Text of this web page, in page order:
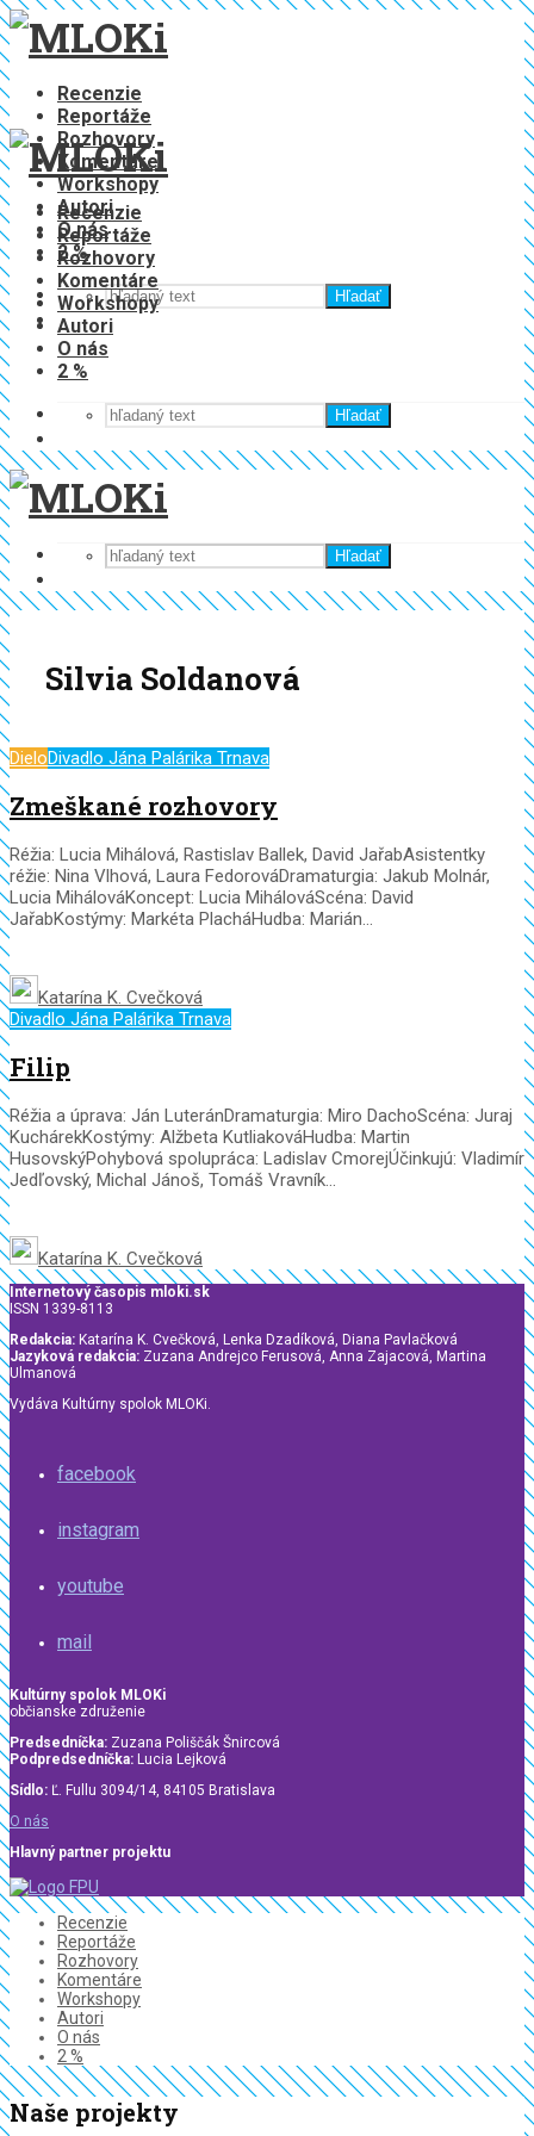
Recenzie
Reportáže
Rozhovory
Komentáre
Workshopy
Autori
O nás
2 %
Hľadať
Recenzie
Reportáže
Rozhovory
Komentáre
Workshopy
Autori
O nás
2 %
Hľadať
Hľadať
Silvia Soldanová
DieloDivadlo Jána Palárika Trnava
Zmeškané rozhovory
Réžia: Lucia Mihálová, Rastislav Ballek, David JařabAsistentky
réžie: Nina Vlhová, Laura FedorováDramaturgia: Jakub Molnár,
Lucia MihálováKoncept: Lucia MihálováScéna: David
JařabKostýmy: Markéta PlacháHudba: Marián...
Katarína K. Cvečková
Divadlo Jána Palárika Trnava
Filip
Réžia a úprava: Ján LuteránDramaturgia: Miro DachoScéna: Juraj
KuchárekKostýmy: Alžbeta KutliakováHudba: Martin
HusovskýPohybová spolupráca: Ladislav CmorejÚčinkujú: Vladimír
Jedľovský, Michal Jánoš, Tomáš Vravník...
Katarína K. Cvečková
Internetový časopis mloki.sk
ISSN 1339-8113
Redakcia: Katarína K. Cvečková, Lenka Dzadíková, Diana Pavlačková
Jazyková redakcia: Zuzana Andrejco Ferusová, Anna Zajacová, Martina
Ulmanová
Vydáva Kultúrny spolok MLOKi.
facebook
instagram
youtube
mail
Kultúrny spolok MLOKi
občianske združenie
Predsedníčka: Zuzana Poliščák Šnircová
Podpredsedníčka: Lucia Lejková
Sídlo: Ľ. Fullu 3094/14, 84105 Bratislava
O nás
Hlavný partner projektu
Recenzie
Reportáže
Rozhovory
Komentáre
Workshopy
Autori
O nás
2 %
Naše projekty